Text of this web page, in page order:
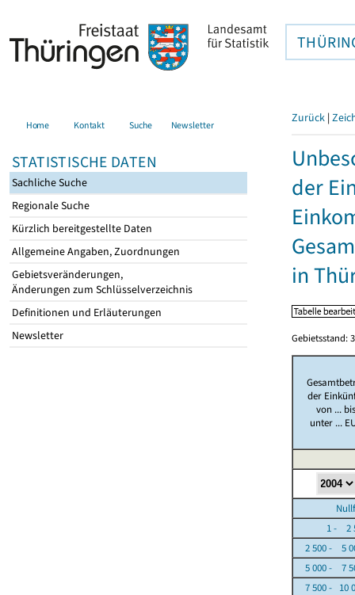
Home Kontakt Suche Newsletter
STATISTISCHE DATEN
Sachliche Suche
Regionale Suche
Kürzlich bereitgestellte Daten
Allgemeine Angaben, Zuordnungen
Gebietsveränderungen,
Änderungen zum Schlüsselverzeichnis
Definitionen und Erläuterungen
Newsletter
Zurück |
der
in
Gebietsstand:
der
von ...
unter ...
1 - 2
2 500 - 5
5 000 - 7
7 500 - 10